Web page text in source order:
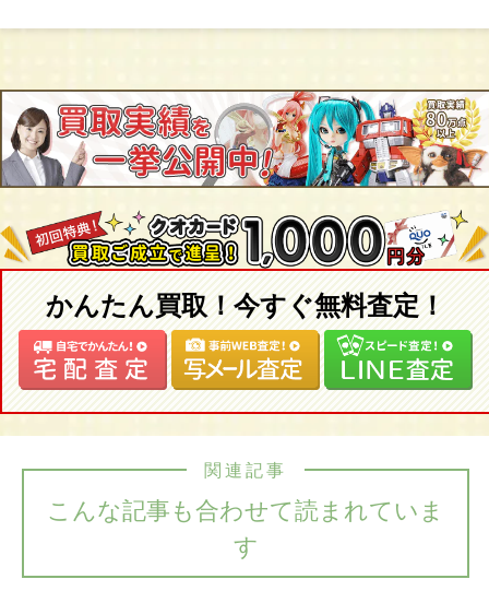
かんたん買取！今すぐ無料査定！
こんな記事も合わせて読まれていま
す
関連記事